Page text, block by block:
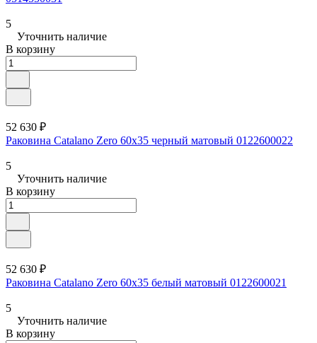
5
Уточнить наличие
В корзину
52 630 ₽
Раковина Catalano Zero 60x35 черный матовый 0122600022
5
Уточнить наличие
В корзину
52 630 ₽
Раковина Catalano Zero 60x35 белый матовый 0122600021
5
Уточнить наличие
В корзину